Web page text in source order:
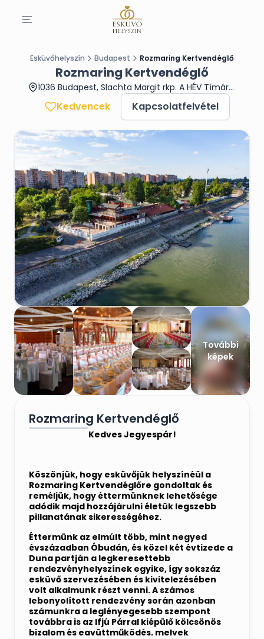
Esküvőhelyszín Budapest Rozmaring Kertvendéglő
Rozmaring Kertvendéglő
1036 Budapest, Slachta Margit rkp. A HÉV Tímár utcai megállójánál a Duna parton.
Kedvencek Kapcsolatfelvétel
További
képek
Rozmaring Kertvendéglő
Kedves Jegyespár!
Köszönjük, hogy esküvőjük helyszínéül a
Rozmaring Kertvendéglőre gondoltak és
reméljük, hogy éttermünknek lehetősége
adódik majd hozzájárulni életük legszebb
pillanatának sikerességéhez.
Éttermünk az elmúlt több, mint negyed
évszázadban Óbudán, és közel két évtizede a
Duna partján a legkeresettebb
rendezvényhelyszínek egyike, így sokszáz
esküvő szervezésében és kivitelezésében
volt alkalmunk részt venni. A számos
lebonyolított rendezvény során azonban
számunkra a leglényegesebb szempont
továbbra is az Ifjú Párral kiépülő kölcsönös
bizalom és együttműködés, melyek